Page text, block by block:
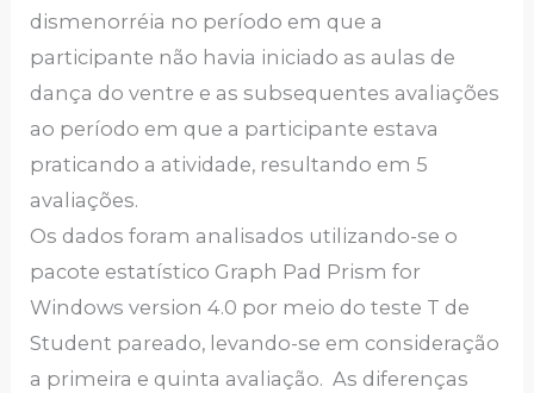
dismenorréia no período em que a
participante não havia iniciado as aulas de
dança do ventre e as subsequentes avaliações
ao período em que a participante estava
praticando a atividade, resultando em 5
avaliações.
Os dados foram analisados utilizando-se o
pacote estatístico Graph Pad Prism for
Windows version 4.0 por meio do teste T de
Student pareado, levando-se em consideração
a primeira e quinta avaliação. As diferenças